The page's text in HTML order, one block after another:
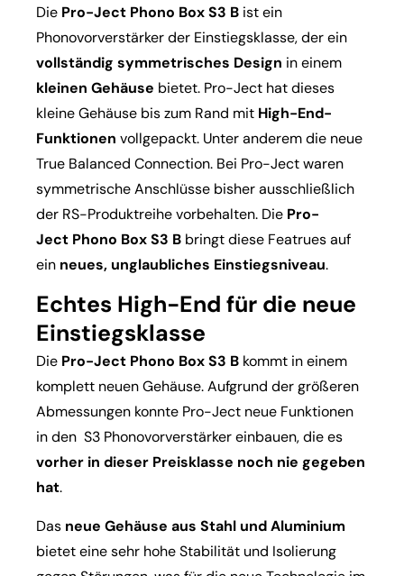
Die Pro-Ject Phono Box S3 B ist ein
Phonovorverstärker der Einstiegsklasse, der ein
vollständig symmetrisches Design in einem
kleinen Gehäuse bietet. Pro-Ject hat dieses
kleine Gehäuse bis zum Rand mit High-End-
Funktionen vollgepackt. Unter anderem die neue
True Balanced Connection. Bei Pro-Ject waren
symmetrische Anschlüsse bisher ausschließlich
der RS-Produktreihe vorbehalten. Die Pro-
Ject Phono Box S3 B bringt diese Featrues auf
ein neues, unglaubliches Einstiegsniveau.
Echtes High-End für die neue
Einstiegsklasse
Die Pro-Ject Phono Box S3 B kommt in einem
komplett neuen Gehäuse. Aufgrund der größeren
Abmessungen konnte Pro-Ject neue Funktionen
in den S3 Phonovorverstärker einbauen, die es
vorher in dieser Preisklasse noch nie gegeben
hat.
Das neue Gehäuse aus Stahl und Aluminium
bietet eine sehr hohe Stabilität und Isolierung